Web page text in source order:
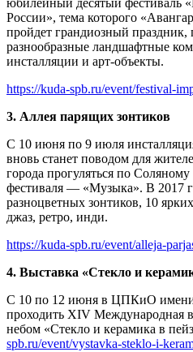
юбилейный десятый фестиваль
России», тема которого
пройдет грандиозный
разнообразные ландшафтные
инсталляции и арт-объекты.
https://kuda-spb.ru/event/festival-
3. Аллея парящих зонтиков
С 10 июня по 9 июля
вновь станет поводом для
города прогуляться по
фестиваля — «Музыка». В 2017
разноцветных зонтиков, 10
джаз, ретро, инди.
https://kuda-spb.ru/event/alleja-
4. Выставка «Стекло и
С 10 по 12 июня в ЦПКиО
проходить XIV Международная
небом «Стекло и керамика в
spb.ru/event/vystavka-steklo-i-